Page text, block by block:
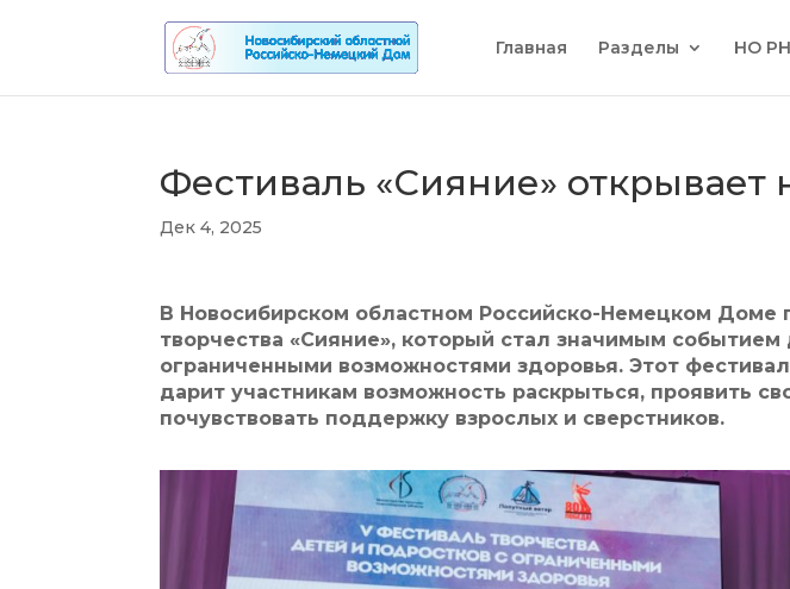
Главная Разделы НО
Фестиваль «Сияние» открывает
Дек 4, 2025
В Новосибирском областном Российско-Немецком Доме
творчества «Сияние», который стал значимым
ограниченными возможностями здоровья. Этот
дарит участникам возможность раскрыться, проявить
почувствовать поддержку взрослых и сверстников.